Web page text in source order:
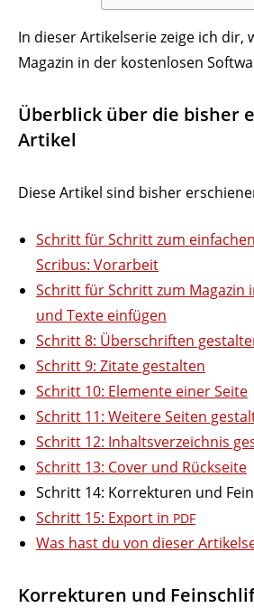
In dieser Arti­kel­serie zeige ich dir,
Magazin in der kosten­losen
Über­blick über die bisher
Artikel
Diese Artikel sind bisher
Schritt für Schritt zum
Scribus: Vorarbeit
Schritt für Schritt zum Magazin
und Texte einfügen
Schritt 8: Über­schriften
Schritt 9: Zitate gestalten
Schritt 10: Elemente einer Seite
Schritt 11: Weitere Seiten
Schritt 12: Inhalts­ver­zeichnis
Schritt 13: Cover und Rückseite
Schritt 14: Korrek­turen und
Schritt 15: Export in PDF
Was hast du von dieser
Korrek­turen und